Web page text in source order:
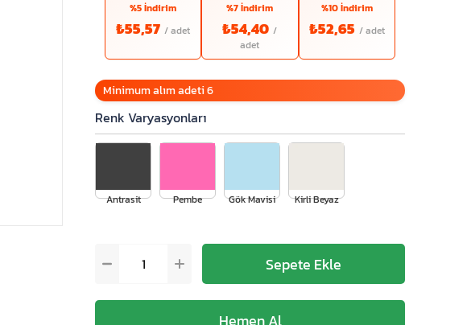
%5 İndirim
₺55,57
%7 İndirim
₺54,40
%10 İndirim
₺52,65
Minimum alım adeti 6
Renk Varyasyonları